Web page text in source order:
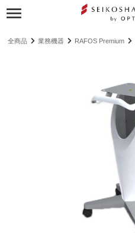
全商品 業務機器 RAFOS Premium